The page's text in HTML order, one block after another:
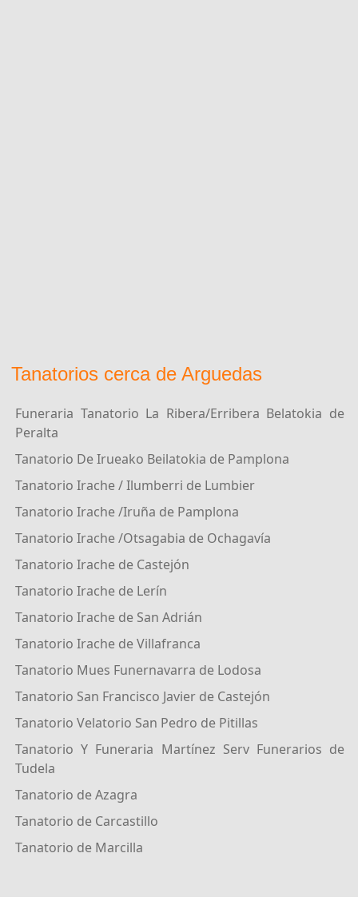
Tanatorios cerca de Arguedas
Funeraria Tanatorio La Ribera/Erribera Belatokia de
Peralta
Tanatorio De Irueako Beilatokia de Pamplona
Tanatorio Irache / Ilumberri de Lumbier
Tanatorio Irache /Iruña de Pamplona
Tanatorio Irache /Otsagabia de Ochagavía
Tanatorio Irache de Castejón
Tanatorio Irache de Lerín
Tanatorio Irache de San Adrián
Tanatorio Irache de Villafranca
Tanatorio Mues Funernavarra de Lodosa
Tanatorio San Francisco Javier de Castejón
Tanatorio Velatorio San Pedro de Pitillas
Tanatorio Y Funeraria Martínez Serv Funerarios de
Tudela
Tanatorio de Azagra
Tanatorio de Carcastillo
Tanatorio de Marcilla